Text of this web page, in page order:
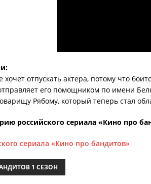
отпускать актера, потому что
его помощником по имени
Рябому, который теперь стал
российского сериала «Кино про
сериала «Кино про бандитов»
1 СЕЗОН